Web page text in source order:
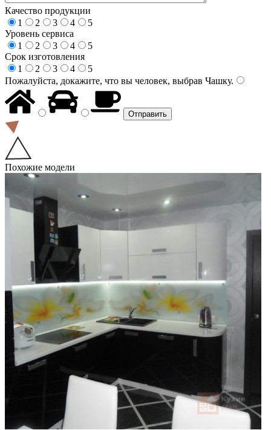
Качество продукции
1
2 3 4
5
Уровень сервиса
1
2 3 4
5
Срок изготовления
1
2 3 4
5
Пожалуйста, докажите, что вы человек, выбрав Чашку.
Похожие модели